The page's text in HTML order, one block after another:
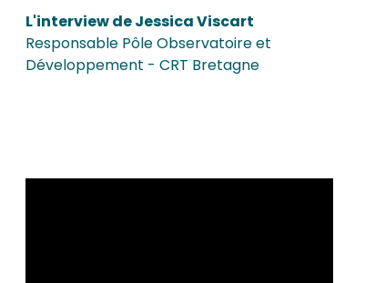
L'interview de Jessica Viscart
Responsable Pôle Observatoire et
Développement - CRT Bretagne